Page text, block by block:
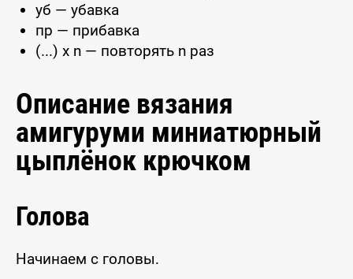
уб — убавка
пр — прибавка
(...) x n — повторять n раз
Описание вязания
амигуруми миниатюрный
цыплёнок крючком
Голова
Начинаем с головы.